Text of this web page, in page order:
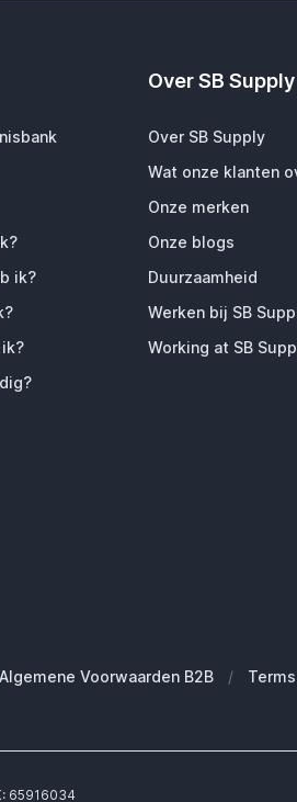
ik?
Over SB Supply
Over SB Supply
Wat onze klanten
Onze merken
Onze blogs
Duurzaamheid
Werken bij SB
Working at SB
Algemene Voorwaarden B2B /
65916034